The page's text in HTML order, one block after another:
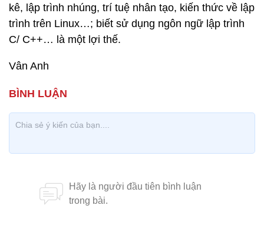
kê, lập trình nhúng, trí tuệ nhân tạo, kiến thức về lập
trình trên Linux…; biết sử dụng ngôn ngữ lập trình
C/ C++… là một lợi thế.
Vân Anh